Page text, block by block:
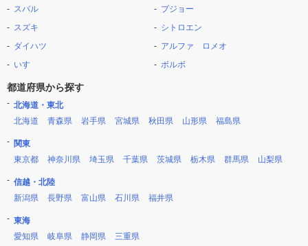
スバル
スズキ
ダイハツ
いすゞ
プジョー
シトロエン
アルファ ロメオ
ボルボ
都道府県から探す
北海道・東北
北海道
青森県 岩手県 宮城県 秋田県 山形県 福島県
関東
東京都
神奈川県 埼玉県 千葉県 茨城県 栃木県 群馬県 山梨県
信越・北陸
新潟県
長野県 富山県 石川県 福井県
東海
愛知県
岐阜県 静岡県 三重県